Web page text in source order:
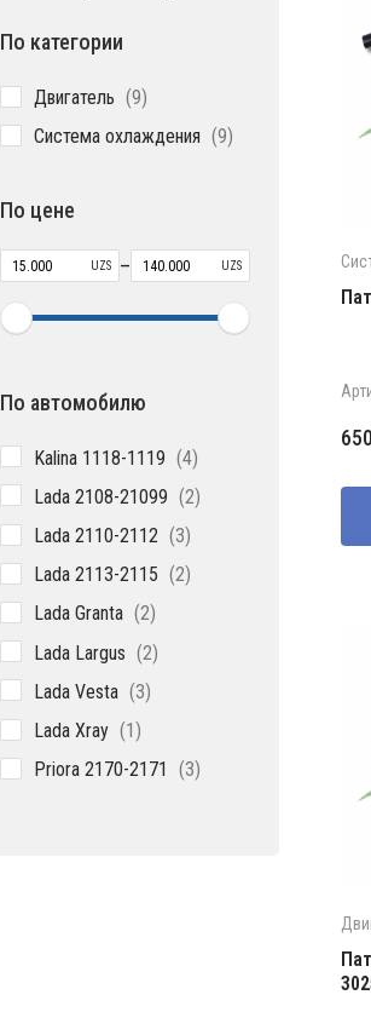
По категории
Двигатель 99
Система охлаждения 99
По цене
UZS – UZS
По автомобилю
Kalina 1118-1119 44
Lada 2108-21099 22
Lada 2110-2112 33
Lada 2113-2115 22
Lada Granta 22
Lada Largus 22
Lada Vesta 33
Lada Xray 11
Priora 2170-2171 33